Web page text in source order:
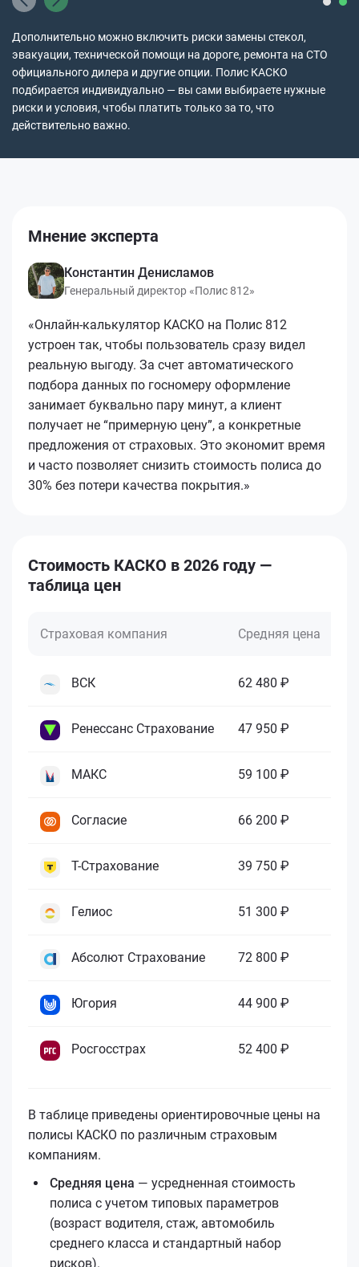
Дополнительно можно включить риски замены стекол,
эвакуации, технической помощи на дороге, ремонта на СТО
официального дилера и другие опции. Полис КАСКО
подбирается индивидуально — вы сами выбираете нужные
риски и условия, чтобы платить только за то, что
действительно важно.
Мнение эксперта
Константин Денисламов
Генеральный директор «Полис 812»
«Онлайн-калькулятор КАСКО на Полис 812
устроен так, чтобы пользователь сразу видел
реальную выгоду. За счет автоматического
подбора данных по госномеру оформление
занимает буквально пару минут, а клиент
получает не “примерную цену”, а конкретные
предложения от страховых. Это экономит время
и часто позволяет снизить стоимость полиса до
30% без потери качества покрытия.»
Стоимость КАСКО в 2026 году —
таблица цен
Страховая компания Средняя цена
ВСК 62 480 ₽
Ренессанс Страхование 47 950 ₽
МАКС 59 100 ₽
Согласие 66 200 ₽
Т-Страхование 39 750 ₽
Гелиос 51 300 ₽
Абсолют Страхование 72 800 ₽
Югория 44 900 ₽
Росгосстрах 52 400 ₽
В таблице приведены ориентировочные цены на
полисы КАСКО по различным страховым
компаниям.
Средняя цена — усредненная стоимость
полиса с учетом типовых параметров
(возраст водителя, стаж, автомобиль
среднего класса и стандартный набор
рисков).